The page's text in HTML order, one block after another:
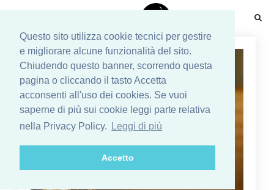
Questo sito utilizza cookie tecnici per gestire
e migliorare alcune funzionalità del sito.
Chiudendo questo banner, scorrendo questa
pagina o cliccando il tasto Accetta
acconsenti all'uso dei cookies. Se vuoi
saperne di più sui cookie leggi parte relativa
nella Privacy Policy.
Leggi di più
Accetto